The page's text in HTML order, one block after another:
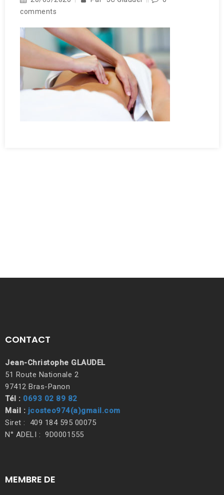
comments
CONTACT
Jean-Christophe GLAUDEL
51 Route Nationale 2
97412 Bras-Panon
Tél : 0693 02 89 82
Mail : jcosteo974(a)gmail.com
Siret : 409 184 595 00075
N° ADELI : 9D0001555
MEMBRE DE